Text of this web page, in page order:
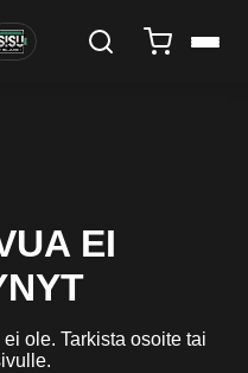
EI
ole. Tarkista osoite tai